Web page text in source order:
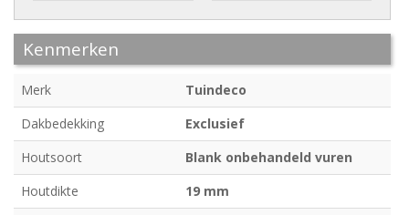
Kenmerken
Merk
Tuindeco
Dakbedekking
Exclusief
Houtsoort
Blank onbehandeld vuren
Houtdikte
19 mm